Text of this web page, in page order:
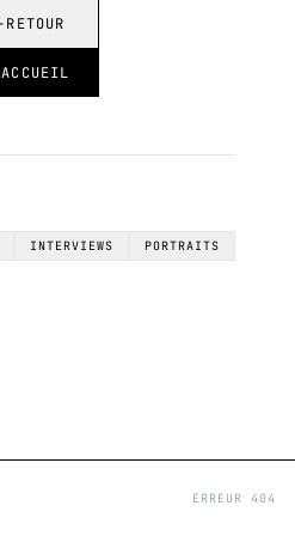
RETOUR
ACCUEIL
INTERVIEWS PORTRAITS
ERREUR 404